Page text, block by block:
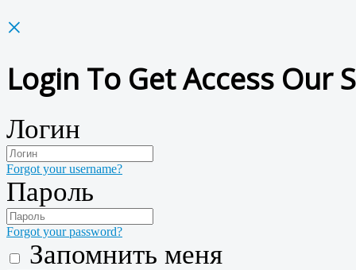
×
Login To Get Access Our
Логин
Forgot your username?
Пароль
Forgot your password?
Запомнить меня